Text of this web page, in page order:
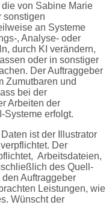
von Sabine Marie
sonstigen
an Systeme
, Analyse- oder
durch KI verändern,
oder in sonstiger
Der Auftraggeber
Zumutbaren und
bei der
Arbeiten der
Systeme erfolgt.
ist der Illustrator
Der
Arbeitsdateien,
des Quell-
Auftraggeber
Leistungen, wie
Wünscht der